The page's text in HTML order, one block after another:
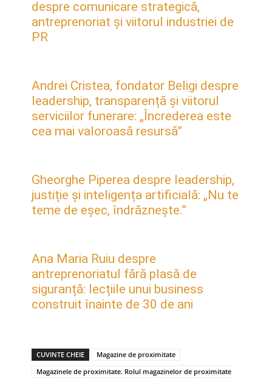
despre comunicare strategică,
antreprenoriat și viitorul industriei de
PR
Andrei Cristea, fondator Beligi despre
leadership, transparență și viitorul
serviciilor funerare: „Încrederea este
cea mai valoroasă resursă”
Gheorghe Piperea despre leadership,
justiție și inteligența artificială: „Nu te
teme de eșec, îndrăznește.”
Ana Maria Ruiu despre
antreprenoriatul fără plasă de
siguranță: lecțiile unui business
construit înainte de 30 de ani
CUVINTE CHEIE
Magazine de proximitate
Magazinele de proximitate. Rolul magazinelor de proximitate